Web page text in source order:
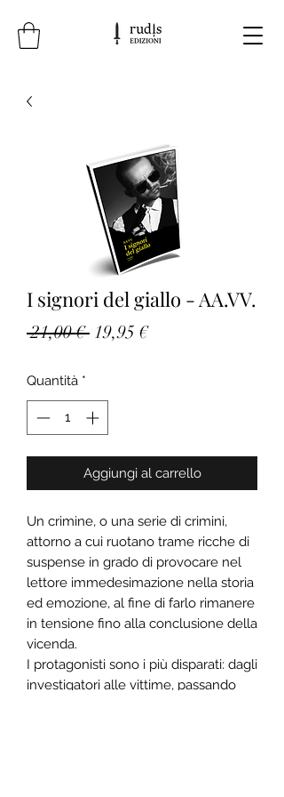
I signori del giallo - AA.VV.
21,00 € Prezzo
19,95 €Prezzo
Quantità *
Aggiungi al carrello
Un crimine, o una serie di crimini,
attorno a cui ruotano trame ricche di
suspense in grado di provocare nel
lettore immedesimazione nella storia
ed emozione, al fine di farlo rimanere
in tensione fino alla conclusione della
vicenda.
I protagonisti sono i più disparati: dagli
investigatori alle vittime, passando